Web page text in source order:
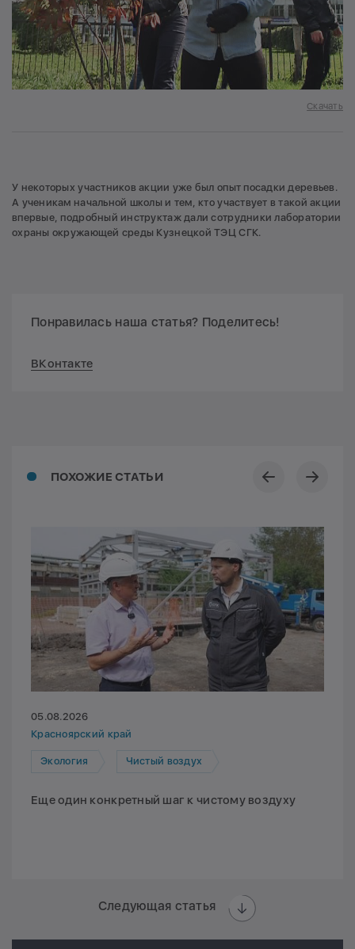
Скачать
У некоторых участников акции уже был опыт посадки деревьев.
А ученикам начальной школы и тем, кто участвует в такой акции
впервые, подробный инструктаж дали сотрудники лаборатории
охраны окружающей среды Кузнецкой ТЭЦ СГК.
Понравилась наша статья? Поделитесь!
ВКонтакте
ПОХОЖИЕ СТАТЬИ
05.08.2026
Красноярский край
Экология Чистый воздух
Еще один конкретный шаг к чистому воздуху
Следующая статья